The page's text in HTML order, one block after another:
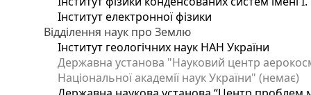
Інститут електронної фізики
Відділення наук про Землю
Інститут геологічних наук НАН України
Державна установа "Науковий центр
Національної академії наук України" (немає)